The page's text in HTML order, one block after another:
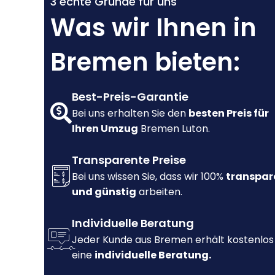
Was wir Ihnen in
Bremen bieten:
Best-Preis-Garantie
Bei uns erhalten Sie den besten Preis für
Ihren Umzug Bremen Luton.
Transparente Preise
Bei uns wissen Sie, dass wir 100%
und günstig arbeiten.
Individuelle Beratung
Jeder Kunde aus Bremen erhält kostenlos
eine individuelle Beratung.